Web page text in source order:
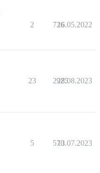
2 726
16.05.2022
23 2925
28.08.2023
5 570
13.07.2023